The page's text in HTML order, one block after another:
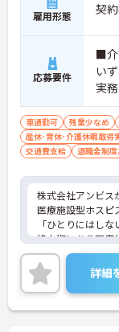
雇用形態 契
応募要件
■介
い
実
以
歓迎
車通勤可 残業少なめ
産休･育休･介護休暇取得
交通費支給
退職金制度
株式会社アンビス
医療施設型ホスピ
「ひとりにはし
終末期にあり医療
医療を支える社会
す。現場には看護
時の対応や医療行
者研修や実務者研
の生活を支えるケ
詳細